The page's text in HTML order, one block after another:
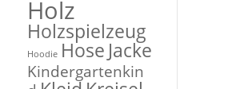
Holz
Holzspielzeug
Hoodie Hose Jacke
Kindergartenkin